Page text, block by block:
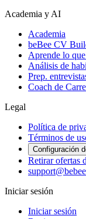
Academia y AI
Academia
beBee CV
Aprende lo
Análisis de
Prep.
Coach de
Legal
Política de
Términos de
Configuración
Retirar ofertas
Iniciar sesión
Iniciar sesión